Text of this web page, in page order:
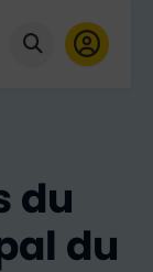
Cliquer
du
du